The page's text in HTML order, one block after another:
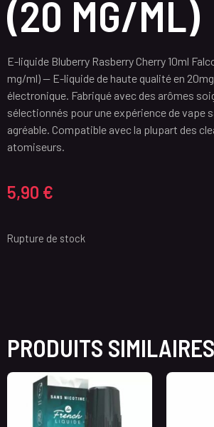
(20 MG/ML)
E-liquide Bluberry Rasberry Cherry 10ml
mg/ml) — E-liquide de haute qualité en
électronique. Fabriqué avec des arômes
sélectionnés pour une expérience de vape
agréable. Compatible avec la plupart des
atomiseurs.
5,90 €
Rupture de stock
PRODUITS SIMILAIRES